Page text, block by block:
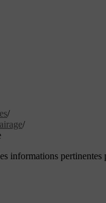
/
/
informations